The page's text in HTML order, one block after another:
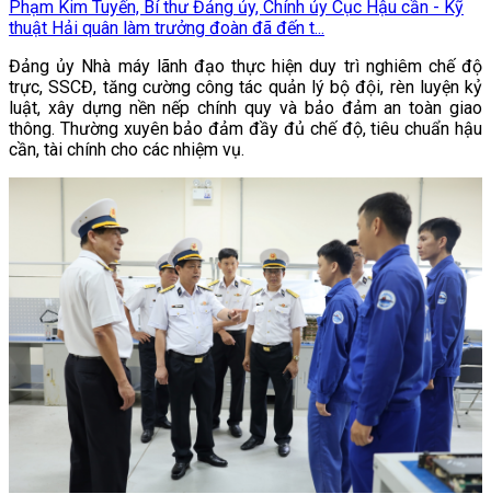
Phạm Kim Tuyến, Bí thư Đảng ủy, Chính ủy Cục Hậu cần - Kỹ
thuật Hải quân làm trưởng đoàn đã đến t...
Đảng ủy Nhà máy lãnh đạo thực hiện duy trì nghiêm chế độ
trực, SSCĐ, tăng cường công tác quản lý bộ đội, rèn luyện kỷ
luật, xây dựng nền nếp chính quy và bảo đảm an toàn giao
thông. Thường xuyên bảo đảm đầy đủ chế độ, tiêu chuẩn hậu
cần, tài chính cho các nhiệm vụ.